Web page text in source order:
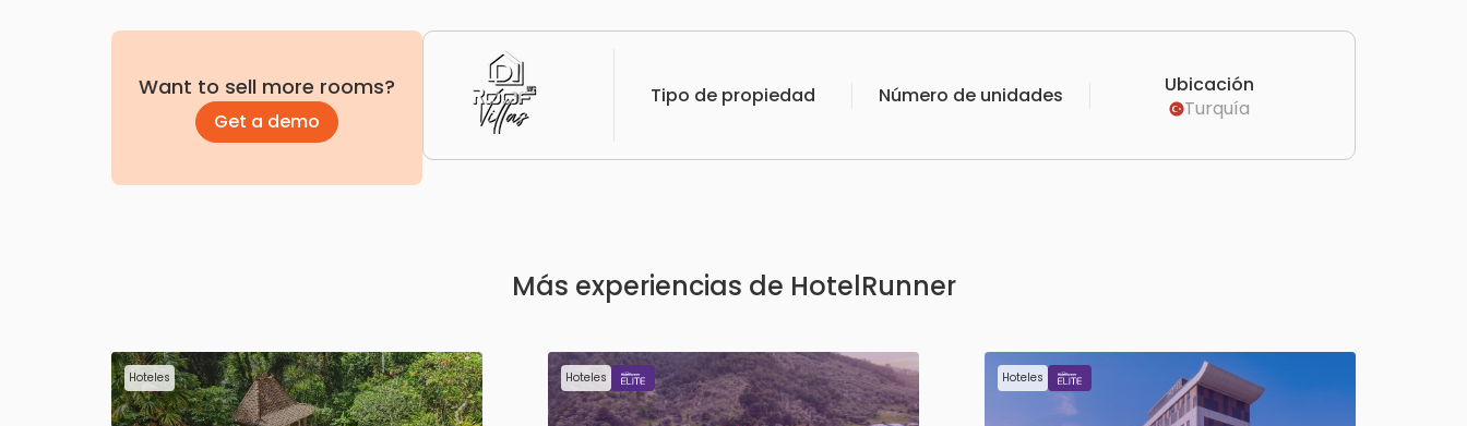
Want to sell more rooms?
Get a demo
Tipo de propiedad Número de unidades
Ubicación
Turquía
Más experiencias de HotelRunner
Hoteles Hoteles Hoteles